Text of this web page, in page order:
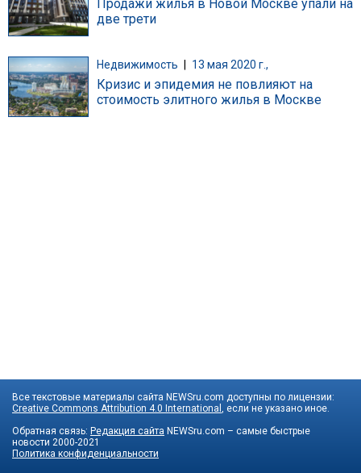
Продажи жилья в Новой Москве упали на
две трети
Недвижимость 13 мая 2020 г.,
Кризис и эпидемия не повлияют на
стоимость элитного жилья в Москве
Все текстовые материалы сайта NEWSru.com доступны по лицензии:
Creative Commons Attribution 4.0 International , если не указано иное.
Обратная связь: Редакция сайта NEWSru.com – самые быстрые
новости 2000-2021
Политика конфиденциальности